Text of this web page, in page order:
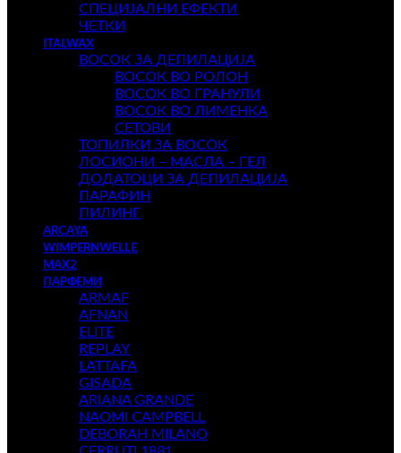
СПЕЦИЈАЛНИ ЕФЕКТИ
ЧЕТКИ
ITALWAX
ВОСОК ЗА ДЕПИЛАЦИЈА
ВОСОК ВО РОЛОН
ВОСОК ВО ГРАНУЛИ
ВОСОК ВО ЛИМЕНКА
СЕТОВИ
ТОПИЛКИ ЗА ВОСОК
ЛОСИОНИ – МАСЛА – ГЕЛ
ДОДАТОЦИ ЗА ДЕПИЛАЦИЈА
ПАРАФИН
ПИЛИНГ
ARCAYA
WIMPERNWELLE
MAX2
ПАРФЕМИ
ARMAF
AFNAN
ELITE
REPLAY
LATTAFA
GISADA
ARIANA GRANDE
NAOMI CAMPBELL
DEBORAH MILANO